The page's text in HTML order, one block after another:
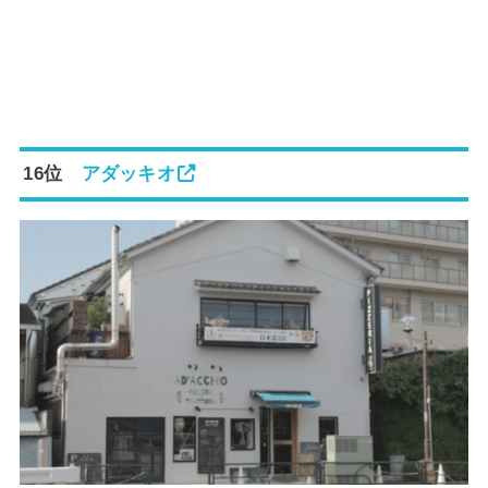
16位 アダッキオ